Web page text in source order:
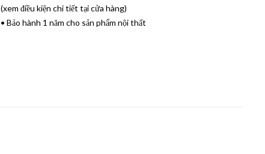
(xem điều kiện chi tiết tại cửa hàng)
• Bảo hành 1 năm cho sản phẩm nội thất